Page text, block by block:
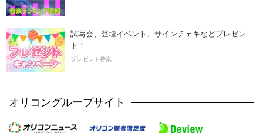
試写会、登壇イベント、サインチェキなどプレゼン
ト！
プレゼント特集
オリコングループサイト